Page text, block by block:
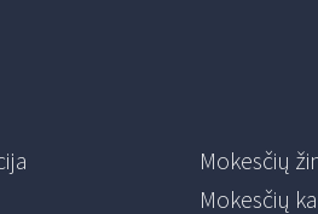
Mokesčių
Mokesčių